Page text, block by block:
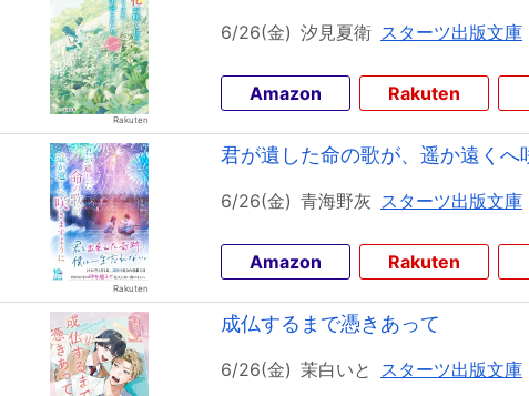
6/26(金) 汐見夏衛 スターツ出版文庫
Amazon Rakuten
君が遺した命の歌が、遥か遠くへ
6/26(金) 青海野灰 スターツ出版文庫
Amazon Rakuten
成仏するまで憑きあって
6/26(金) 茉白いと スターツ出版文庫